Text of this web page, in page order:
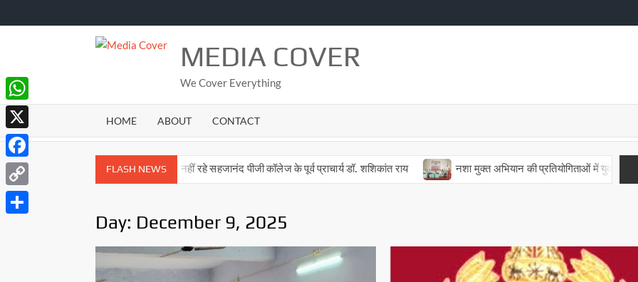
to
MEDIA COVER
We Cover Everything
HOME ABOUT CONTACT
FLASH NEWS
अगस्त 2026 नहीं रहे सहजानंद पीजी कॉलेज के पूर्व प्राचार्य डॉ. शशिकांत राय नशा मुक्त अभियान की प्रतियोगिताओं में युवाओं ने दिखाई प्रतिभा
Day: December 9, 2025
WhatsApp
X
Facebook
Copy